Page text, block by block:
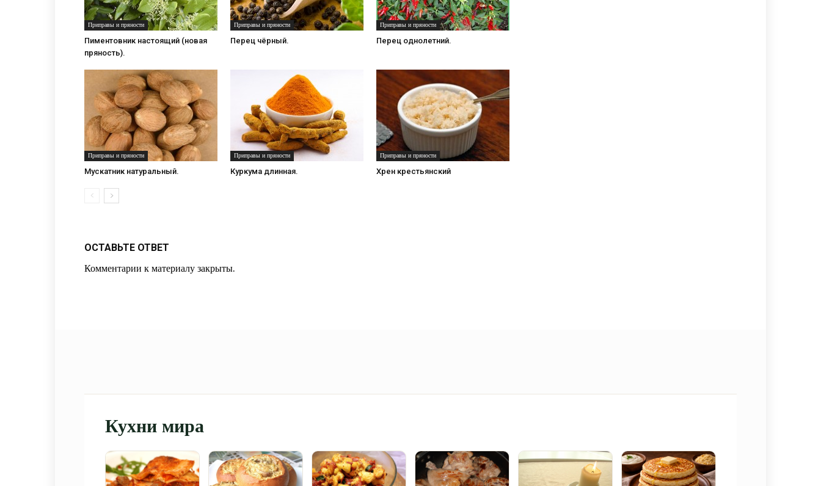
Приправы и пряности
Пиментовник настоящий (новая
пряность).
Приправы и пряности
Перец чёрный.
Приправы и пряности
Перец однолетний.
Приправы и пряности
Мускатник натуральный.
Приправы и пряности
Куркума длинная.
Приправы и пряности
Хрен крестьянский
ОСТАВЬТЕ ОТВЕТ
Комментарии к материалу закрыты.
Кухни мира